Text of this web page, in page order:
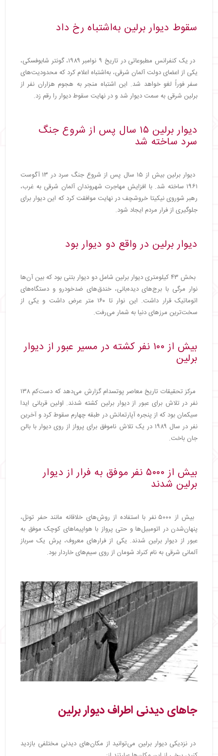
سقوط دیوار برلین به‌اشتباه رخ داد
در یک کنفرانس مطبوعاتی در تاریخ ۹ نوامبر ۱۹۸۹، گونتر شابوفسکی،
یکی از اعضای دولت آلمان شرقی، به‌اشتباه اعلام کرد که محدودیت‌های
سفر فوراً لغو خواهد شد. این اشتباه منجر به هجوم هزاران نفر از
برلین شرقی به سمت دیوار شد و در نهایت سقوط دیوار را رقم زد.
دیوار برلین ۱۵ سال پس از شروع جنگ
سرد ساخته شد
دیوار برلین بیش از ۱۵ سال پس از شروع جنگ سرد در ۱۳ آگوست
۱۹۶۱ ساخته شد. با افزایش مهاجرت شهروندان آلمان شرقی به غرب،
رهبر شوروی نیکیتا خروشچف در نهایت موافقت کرد که این دیوار برای
جلوگیری از فرار مردم ایجاد شود.
دیوار برلین در واقع دو دیوار بود
بخش ۴۳ کیلومتری دیوار برلین شامل دو دیوار بتنی بود که بین آن‌ها
نوار مرگی با برج‌های دیده‌بانی، خندق‌های ضدخودرو و دستگاه‌های
اتوماتیک قرار داشت. این نوار تا ۱۶۰ متر عرض داشت و یکی از
سخت‌ترین مرزهای دنیا به شمار می‌رفت.
بیش از ۱۰۰ نفر کشته در مسیر عبور از دیوار
برلین
مرکز تحقیقات تاریخ معاصر پوتسدام گزارش می‌دهد که دست‌کم ۱۳۸
نفر در تلاش برای عبور از دیوار برلین کشته شدند. اولین قربانی ایدا
سیکمان بود که از پنجره آپارتمانش در طبقه چهارم سقوط کرد و آخرین
نفر در سال ۱۹۸۹ در یک تلاش ناموفق برای پرواز از روی دیوار با بالن
جان باخت.
بیش از ۵۰۰۰ نفر موفق به فرار از دیوار
برلین شدند
بیش از ۵۰۰۰ نفر با استفاده از روش‌های خلاقانه مانند حفر تونل،
پنهان‌شدن در اتومبیل‌ها و حتی پرواز با هواپیماهای کوچک موفق به
عبور از دیوار برلین شدند. یکی از فرارهای معروف، پرش یک سرباز
آلمانی شرقی به نام کنراد شومان از روی سیم‌های خاردار بود.
جاهای دیدنی اطراف دیوار برلین
در نزدیکی دیوار برلین می‌توانید از مکان‌های دیدنی مختلفی بازدید